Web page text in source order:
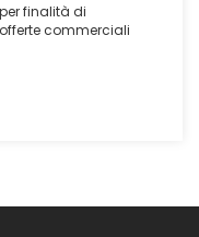
finalità di
commerciali